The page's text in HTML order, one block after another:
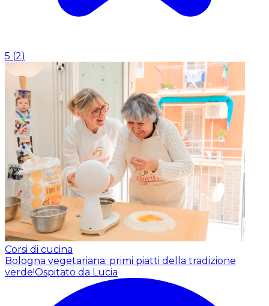
5 (2)
Corsi di cucina
Bologna vegetariana: primi piatti della tradizione
verde!Ospitato da Lucia